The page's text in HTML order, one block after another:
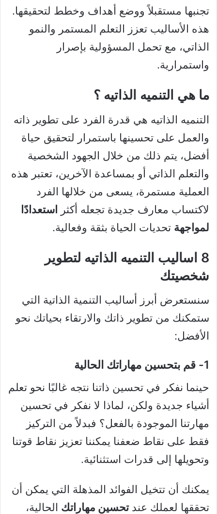
تجنبها مستقبلاً ووضع أهداف وخطط لتحقيقها.
هذه الأساليب تعزز التعلم المستمر والنمو
الذاتي، مع تحمل المسؤولية بإصرار
واستمرارية.
ما هي التنميه الذاتيه ؟
التنميه الذاتيه هي قدرة الفرد على تطوير ذاته
والعمل على تحسينها باستمرار لتحقيق حياة
أفضل، يتم ذلك من خلال الجهود الشخصية
والتعلم الذاتي أو بمساعدة الآخرين، تعتبر هذه
العملية مستمرة، يسعى من خلالها الفرد
لاكتساب معارف جديدة تجعله أكثر استعدادًا
لمواجهة تحديات الحياة بثقة وفعالية.
8 اساليب التنميه الذاتيه لتطوير
شخصيتك
سنستعرض أبرز أساليب التنمية الذاتية التي
ستمكنك من تطوير ذاتك والارتقاء بحياتك نحو
الأفضل:
1- قم بتحسين مهاراتك الحالية
حينما نفكر في تحسين ذاتنا نتجه غالبًا نحو تعلم
أشياء جديدة ولكن، لماذا لا نفكر في تحسين
مهارتنا الموجودة بالفعل؟ فبدلاً من التركيز
فقط على نقاط ضعفنا يمكننا تعزيز نقاط قوتنا
وتحويلها إلى قدرات استثنائية.
يمكنك أن تتخيل الفوائد المذهلة التي يمكن أن
تحققها لعملك عندتحسين مهاراتك الحالية،